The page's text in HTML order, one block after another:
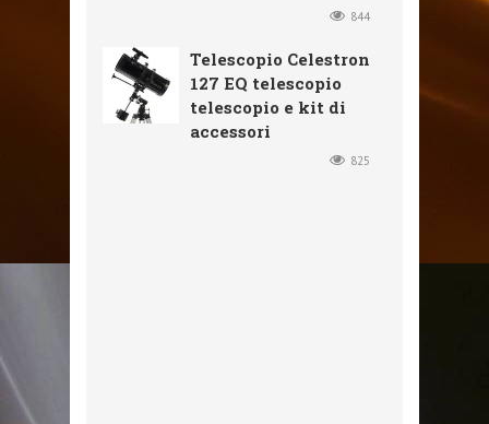
844
Telescopio Celestron
127 EQ telescopio
telescopio e kit di
accessori
825